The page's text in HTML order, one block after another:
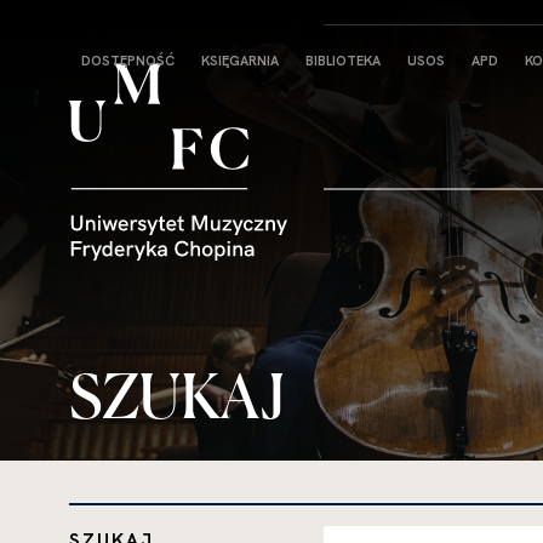
Strona
główna
DOSTĘPNOŚĆ KSIĘGARNIA BIBLIOTEKA USOS APD
SZUKAJ